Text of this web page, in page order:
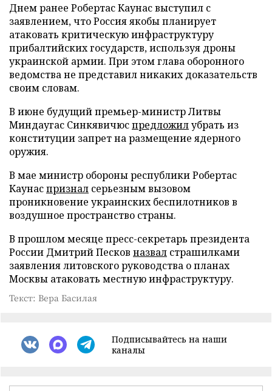
Днем ранее Робертас Каунас выступил с
заявлением, что Россия якобы планирует
атаковать критическую инфраструктуру
прибалтийских государств, используя дроны
украинской армии. При этом глава оборонного
ведомства не представил никаких доказательств
своим словам.
В июне будущий премьер-министр Литвы
Миндаугас Синкявичюспредложилубрать из
конституции запрет на размещение ядерного
оружия.
В мае министр обороны республики Робертас
Каунаспризнал серьезным вызовом
проникновение украинских беспилотников в
воздушное пространство страны.
В прошлом месяце пресс-секретарь президента
России Дмитрий Песков назвал страшилками
заявления литовского руководства о планах
Москвы атаковать местную инфраструктуру.
Текст: Вера Басилая
Подписывайтесь на наши
каналы